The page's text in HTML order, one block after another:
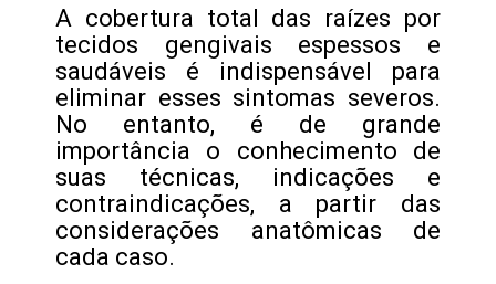
A cobertura total das raízes por
tecidos gengivais espessos e
saudáveis é indispensável para
eliminar esses sintomas severos.
No entanto, é de grande
importância o conhecimento de
suas técnicas, indicações e
contraindicações, a partir das
considerações anatômicas de
cada caso.